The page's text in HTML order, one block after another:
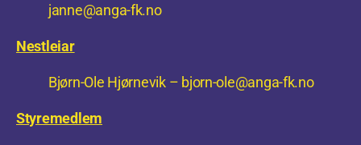
janne@anga-fk.no
Nestleiar
Bjørn-Ole Hjørnevik – bjorn-ole@anga-fk.no
Styremedlem